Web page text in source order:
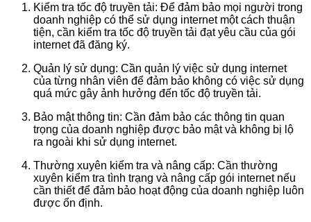
Kiểm tra tốc độ truyền tải: Để đảm bảo mọi người trong
doanh nghiệp có thể sử dụng internet một cách thuận
tiện, cần kiểm tra tốc độ truyền tải đạt yêu cầu của gói
internet đã đăng ký.
Quản lý sử dụng: Cần quản lý việc sử dụng internet
của từng nhân viên để đảm bảo không có việc sử dụng
quá mức gây ảnh hưởng đến tốc độ truyền tải.
Bảo mật thông tin: Cần đảm bảo các thông tin quan
trọng của doanh nghiệp được bảo mật và không bị lộ
ra ngoài khi sử dụng internet.
Thường xuyên kiểm tra và nâng cấp: Cần thường
xuyên kiểm tra tình trạng và nâng cấp gói internet nếu
cần thiết để đảm bảo hoạt động của doanh nghiệp luôn
được ổn định.